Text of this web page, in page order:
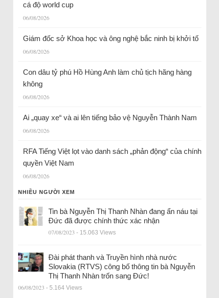
cá độ world cup
06/08/2026
Giám đốc sở Khoa học và ông nghệ bắc ninh bị khởi tố
06/08/2026
Con dâu tỷ phú Hồ Hùng Anh làm chủ tịch hãng hàng
không
06/08/2026
Ai „quay xe“ và ai lên tiếng bảo vệ Nguyễn Thành Nam
06/08/2026
RFA Tiếng Việt lọt vào danh sách „phản động“ của chính
quyền Việt Nam
06/08/2026
NHIỀU NGƯỜI XEM
Tin bà Nguyễn Thị Thanh Nhàn đang ẩn náu tại
Đức đã được chính thức xác nhận
07/08/2023 - 15.063 Views
Đài phát thanh và Truyền hình nhà nước
Slovakia (RTVS) công bố thông tin bà Nguyễn
Thị Thanh Nhàn trốn sang Đức!
06/08/2023 - 5.164 Views